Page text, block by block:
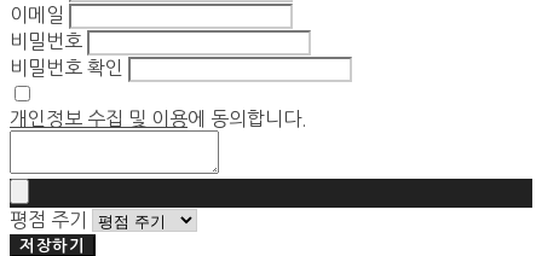
이메일
비밀번호
비밀번호 확인
개인정보 수집 및 이용에 동의합니다.
평점 주기
저장하기